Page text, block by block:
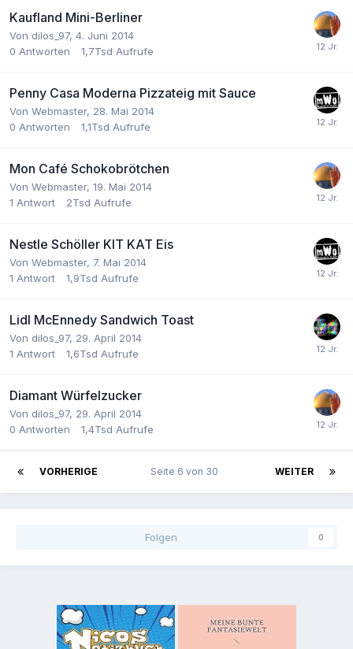
Kaufland Mini-Berliner
Von dilos_97, 4. Juni 2014
0 Antworten 1,7Tsd Aufrufe
Penny Casa Moderna Pizzateig mit Sauce
Von Webmaster, 28. Mai 2014
0 Antworten 1,1Tsd Aufrufe
Mon Café Schokobrötchen
Von Webmaster, 19. Mai 2014
1 Antwort 2Tsd Aufrufe
Nestle Schöller KIT KAT Eis
Von Webmaster, 7. Mai 2014
1 Antwort 1,9Tsd Aufrufe
Lidl McEnnedy Sandwich Toast
Von dilos_97, 29. April 2014
1 Antwort 1,6Tsd Aufrufe
Diamant Würfelzucker
Von dilos_97, 29. April 2014
0 Antworten 1,4Tsd Aufrufe
VORHERIGE WEITER
Seite 6 von 30
Folgen 0